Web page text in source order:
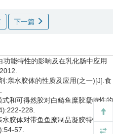
下一篇
能特性的影响及在乳化肠中应用
:亲水胶体的性质及应用(之一)[J].食
和可得然胶对白鲢鱼糜胶凝特性的
228.
胶体对带鱼鱼糜制品凝胶特性的影
57.